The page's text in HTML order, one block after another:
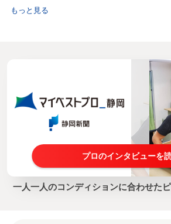
もっと見る
プロのインタビューを
一人一人のコンディションに合わせた